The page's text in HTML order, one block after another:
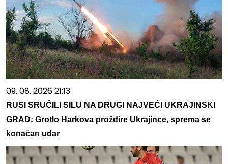
09. 08. 2026 21:13
RUSI SRUČILI SILU NA DRUGI NAJVEĆI UKRAJINSKI
GRAD: Grotlo Harkova proždire Ukrajince, sprema se
konačan udar